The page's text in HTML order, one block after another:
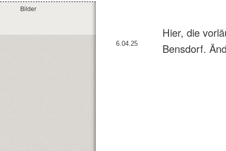
Bilder
6.04.25
Hier, die
Bensdorf.